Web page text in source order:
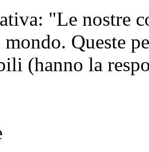
"Le nostre
Queste
(hanno la